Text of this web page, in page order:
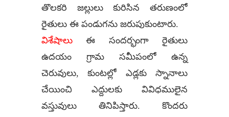
తొలకరి జల్లులు కురిసిన తరుణంలో
రైతులు ఈ పండుగను జరుపుకుంటారు.
విశేషాలుఈ సందర్భంగా రైతులు
ఉదయం గ్రామ సమీపంలో ఉన్న
చెరువులు, కుంటల్లో ఎడ్లకు స్నానాలు
చేయించి ఎద్దులకు వివిధములైన
వస్తువులు తినిపిస్తారు. కొందరు